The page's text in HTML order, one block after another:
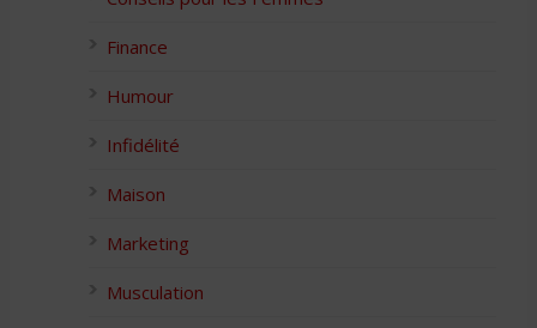
Finance
Humour
Infidélité
Maison
Marketing
Musculation